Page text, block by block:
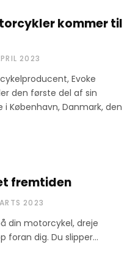
kommer til
2023
Evoke
den første del af sin
i København, Danmark, den
fremtiden
2023
din motorcykel, dreje
foran dig. Du slipper…